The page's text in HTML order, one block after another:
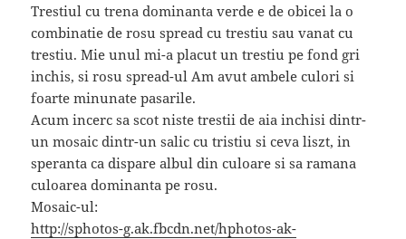
Trestiul cu trena dominanta verde e de obicei la o
combinatie de rosu spread cu trestiu sau vanat cu
trestiu. Mie unul mi-a placut un trestiu pe fond gri
inchis, si rosu spread-ul Am avut ambele culori si
foarte minunate pasarile.
Acum incerc sa scot niste trestii de aia inchisi dintr-
un mosaic dintr-un salic cu tristiu si ceva liszt, in
speranta ca dispare albul din culoare si sa ramana
culoarea dominanta pe rosu.
Mosaic-ul:
http://sphotos-g.ak.fbcdn.net/hphotos-ak-